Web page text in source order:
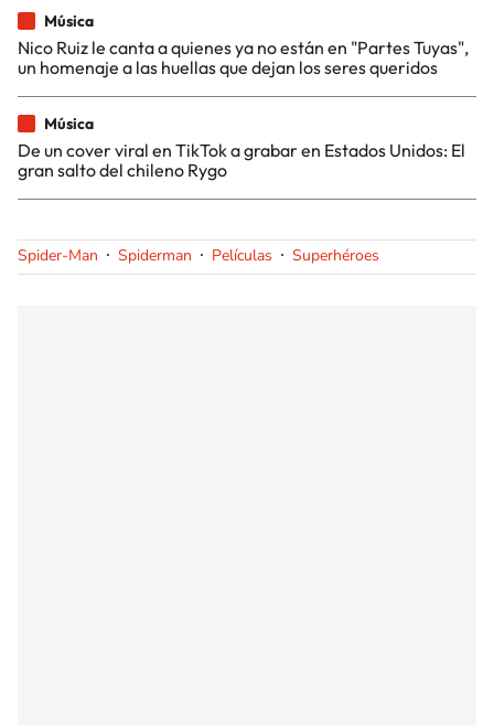
Música
Nico Ruiz le canta a quienes ya no están en "Partes Tuyas",
un homenaje a las huellas que dejan los seres queridos
Música
De un cover viral en TikTok a grabar en Estados Unidos: El
gran salto del chileno Rygo
Spider-Man Spiderman Películas Superhéroes